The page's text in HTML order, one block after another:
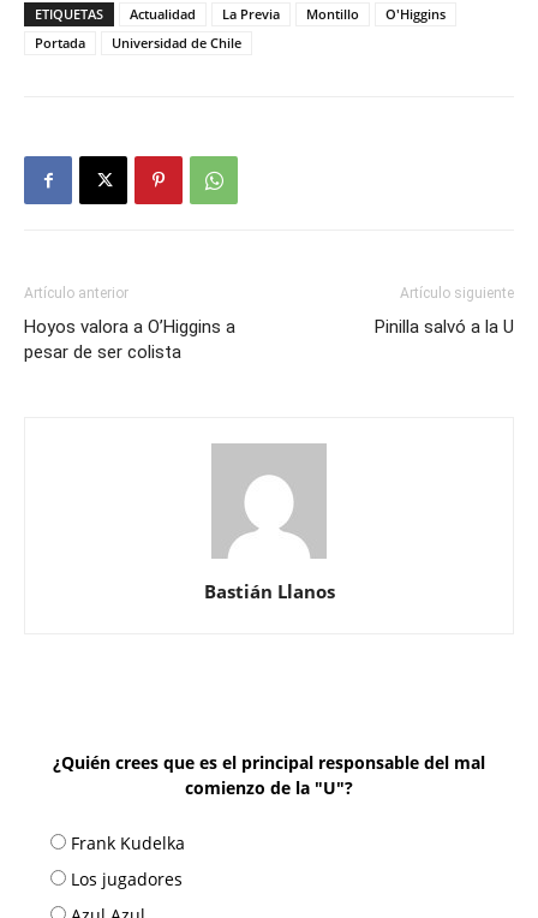
ETIQUETAS Actualidad La Previa Montillo
O'Higgins
Portada
Universidad de Chile
Artículo anterior
Hoyos valora a O’Higgins a
pesar de ser colista
Artículo siguiente
Pinilla salvó a la U
Bastián Llanos
¿Quién crees que es el principal responsable del mal
comienzo de la "U"?
Frank Kudelka
Los jugadores